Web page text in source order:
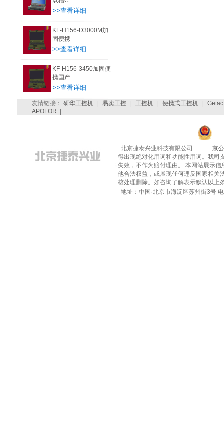
>>查看详细
KF-H156-D3000M加
固便携
>>查看详细
KF-H156-3450加固便
携国产
>>查看详细
友情链接： 研华工控机| 易卖工控| 工控机| 便携式工控机| Getac
APOLOR
北京捷泰兴业科技有限公司
京
得出现绝对化用词和功能性用词。我司
失效，不作为赔付理由。 本网站展示
他合法权益，或展现任何违反国家相
核处理删除。如咨询了解表示默认以上
地址：中国·北京市海淀区苏州街3号